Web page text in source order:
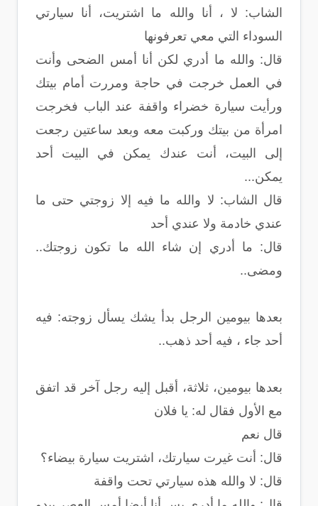
الشاب: لا ، أنا والله ما اشتريت، أنا سيارتي
السوداء التي معي تعرفونها
قال: والله ما أدري لكن أنا أمس الضحى وأنت
في العمل خرجت في حاجة ومررت أمام بيتك
ورأيت سيارة خضراء واقفة عند الباب فخرجت
امرأة من بيتك وركبت معه وبعد ساعتين رجعت
إلى البيت، أنت عندك يمكن في البيت أحد
يمكن...
قال الشاب: لا والله ما فيه إلا زوجتي حتى ما
عندي خادمة ولا عندي أحد
قال: ما أدري إن شاء الله ما تكون زوجتك..
ومضى..
بعدها بيومين الرجل بدأ يشك يسأل زوجته: فيه
أحد جاء ، فيه أحد ذهب..
بعدها بيومين، ثلاثة، أقبل إليه رجل آخر قد اتفق
مع الأول فقال له: يا فلان
قال نعم
قال: أنت غيرت سيارتك، اشتريت سيارة بيضاء؟
قال: لا والله هذه سيارتي تحت واقفة